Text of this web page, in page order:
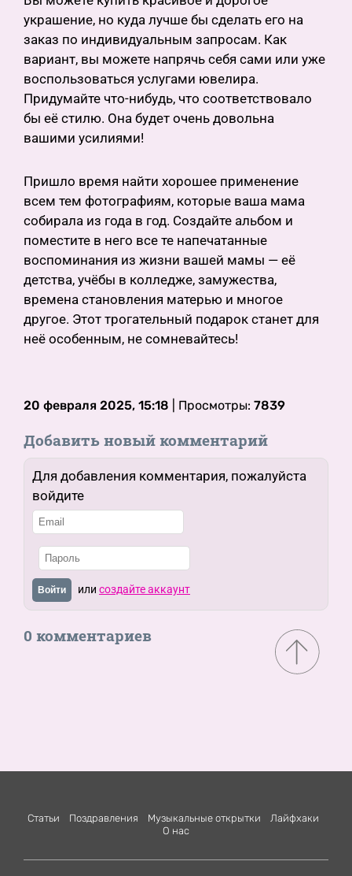
украшение, но куда лучше бы сделать его на
заказ по индивидуальным запросам. Как
вариант, вы можете напрячь себя сами или уже
воспользоваться услугами ювелира.
Придумайте что-нибудь, что соответствовало
бы её стилю. Она будет очень довольна
вашими усилиями!
Пришло время найти хорошее применение
всем тем фотографиям, которые ваша мама
собирала из года в год. Создайте альбом и
поместите в него все те напечатанные
воспоминания из жизни вашей мамы — её
детства, учёбы в колледже, замужества,
времена становления матерью и многое
другое. Этот трогательный подарок станет для
неё особенным, не сомневайтесь!
20 февраля 2025, 15:18 | Просмотры: 7839
Добавить новый комментарий
Для добавления комментария, пожалуйста
войдите
Войти или создайте аккаунт
0 комментариев
Статьи Поздравления Музыкальные открытки
Лайфхаки
О нас